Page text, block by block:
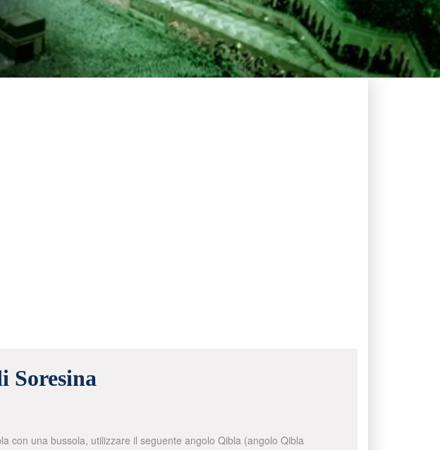
Soresina
con una bussola, utilizzare il seguente angolo Qibla (angolo Qibla